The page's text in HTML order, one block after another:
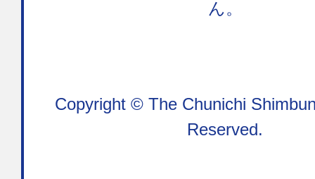
ん。
Copyright © The Chunichi
Reserved.